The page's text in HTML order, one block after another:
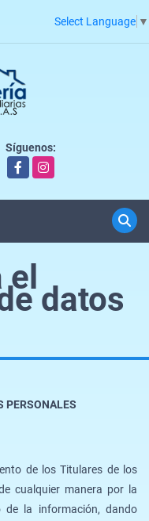
Select Language ▼
Síguenos:
FacebookInstagram
datos
PERSONALES
de los Titulares de los
cualquier manera por la
de la información, dando